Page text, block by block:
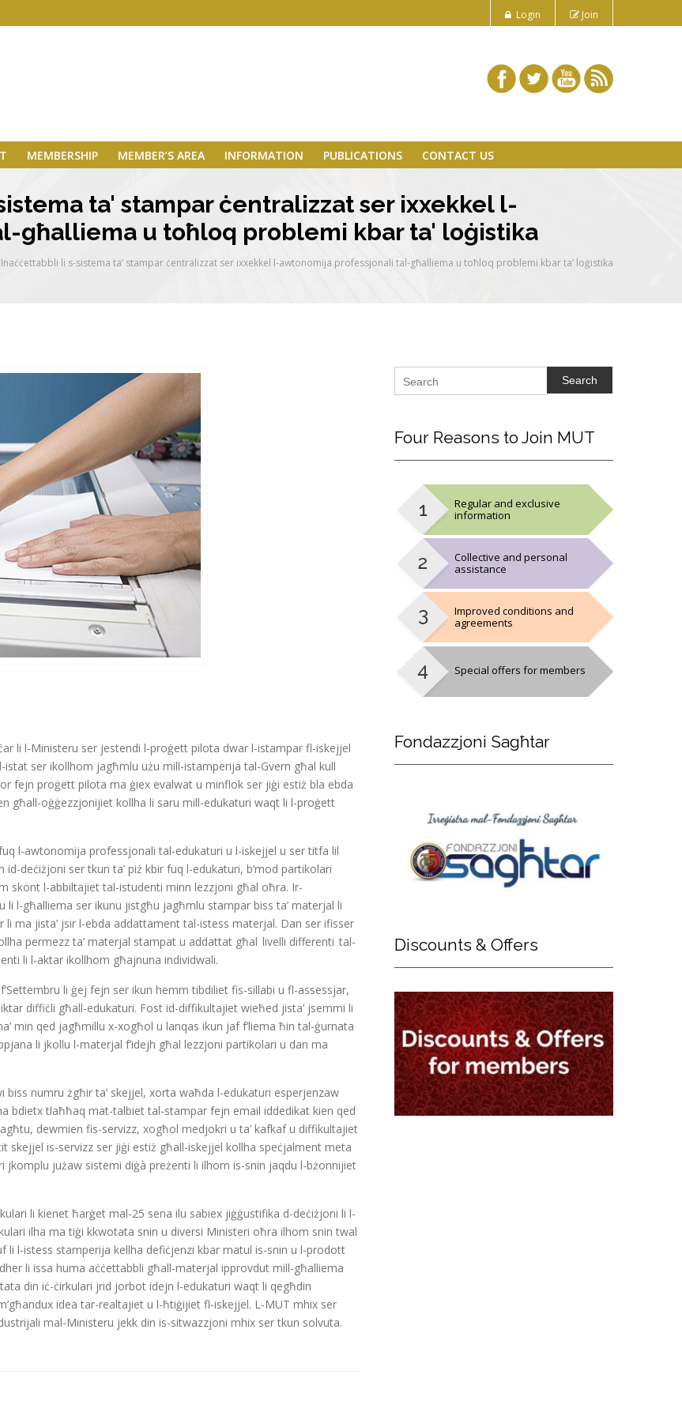
Login Join
MEMBERSHIP MEMBER’S AREA INFORMATION PUBLICATIONS CONTACT US
ta' stampar ċentralizzat ser ixxekkel l-
għalliema u toħloq problemi kbar ta' loġistika
li s-sistema ta’ stampar ċentralizzat ser ixxekkel l-awtonomija professjonali tal-għalliema u toħloq problemi kbar ta’ loġistika
li l-Ministeru ser jestendi l-proġett pilota dwar l-istampar fl-iskejjel
ser ikollhom jagħmlu użu mill-istamperija tal-Gvern għal kull
fejn proġett pilota ma ġiex evalwat u minflok ser jiġi estiż bla ebda
għall-oġġezzjonijiet kollha li saru mill-edukaturi waqt li l-proġett
l-awtonomija professjonali tal-edukaturi u l-iskejjel u ser titfa lil
deċiżjoni ser tkun ta’ piż kbir fuq l-edukaturi, b’mod partikolari
skont l-abbiltajiet tal-istudenti minn lezzjoni għal oħra. Ir-
l-għalliema ser ikunu jistgħu jagħmlu stampar biss ta’ materjal li
ma jista’ jsir l-ebda addattament tal-istess materjal. Dan ser ifisser
permezz ta’ materjal stampat u addattat għal livelli differenti tal-
li l-aktar ikollhom għajnuna individwali.
li ġej fejn ser ikun hemm tibdiliet fis-sillabi u fl-assessjar,
diffiċli għall-edukaturi. Fost id-diffikultajiet wieħed jista’ jsemmi li
min qed jagħmillu x-xogħol u lanqas ikun jaf f’liema ħin tal-ġurnata
li jkollu l-materjal f’idejh għal lezzjoni partikolari u dan ma
numru żgħir ta’ skejjel, xorta waħda l-edukaturi esperjenzaw
bdietx tlaħħaq mat-talbiet tal-stampar fejn email iddedikat kien qed
dewmien fis-servizz, xogħol medjokri u ta’ kafkaf u diffikultajiet
skejjel is-servizz ser jiġi estiż għall-iskejjel kollha speċjalment meta
jużaw sistemi diġà preżenti li ilhom is-snin jaqdu l-bżonnijiet
li kienet ħarġet mal-25 sena ilu sabiex jiġġustifika d-deċiżjoni li l-
ilha ma tiġi kkwotata snin u diversi Ministeri oħra ilhom snin twal
li l-istess stamperija kellha defiċjenzi kbar matul is-snin u l-prodott
li issa huma aċċettabbli għall-materjal ipprovdut mill-għalliema
din iċ-ċirkulari jrid jorbot idejn l-edukaturi waqt li qegħdin
idea tar-realtajiet u l-ħtiġijiet fl-iskejjel. L-MUT mhix ser
mal-Ministeru jekk din is-sitwazzjoni mhix ser tkun solvuta.
Search
FourReasons to Join MUT
Regular and exclusive
information
Collective and personal
assistance
Improved conditions and
agreements
Special offers for members
Fondazzjoni Sagħtar
Discounts & Offers